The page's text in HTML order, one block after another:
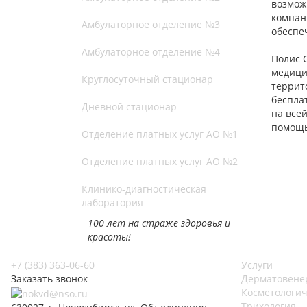
Амбулаторное отделение №3
Амбулаторное отделение №4
Круглосуточный стационар
Дневной стационар
Отделение платных услуг АО №1
Отделение платных услуг АО №2
Клинико-диагностическая
лаборатория
100 лет на страже здоровья и
красоты!
Полис
на
+7 (383) 363-06-60
Заказать звонок
Услуги